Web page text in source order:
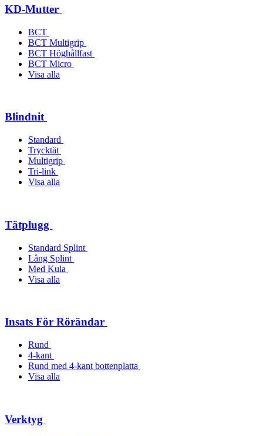
KD-Mutter
BCT
BCT Multigrip
BCT Höghållfast
BCT Micro
Visa alla
Blindnit
Standard
Trycktät
Multigrip
Tri-link
Visa alla
Tätplugg
Standard Splint
Lång Splint
Med Kula
Visa alla
Insats För Rörändar
Rund
4-kant
Rund med 4-kant bottenplatta
Visa alla
Verktyg